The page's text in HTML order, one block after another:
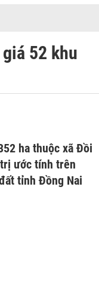
52 khu
ha thuộc xã Đồi
ước tính trên
tỉnh Đồng Nai